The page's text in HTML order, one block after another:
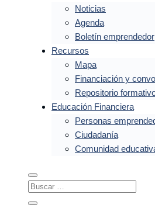
Noticias
Agenda
Boletín emprendedor
Recursos
Mapa
Financiación y
Repositorio
Educación Financiera
Personas
Ciudadanía
Comunidad